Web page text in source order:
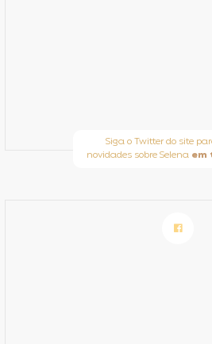
Siga o Twitter do site
novidades sobre Selena em